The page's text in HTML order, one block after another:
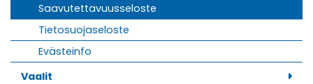
Saavutettavuusseloste
Tietosuojaseloste
Evästeinfo
Vaalit